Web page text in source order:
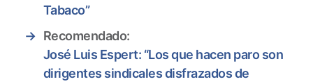
Tabaco”
→ Recomendado:
José Luis Espert: “Los que hacen paro son
dirigentes sindicales disfrazados de